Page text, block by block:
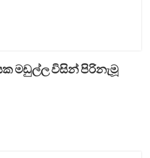
මඩුල්ල විසින් පිරිනැමූ